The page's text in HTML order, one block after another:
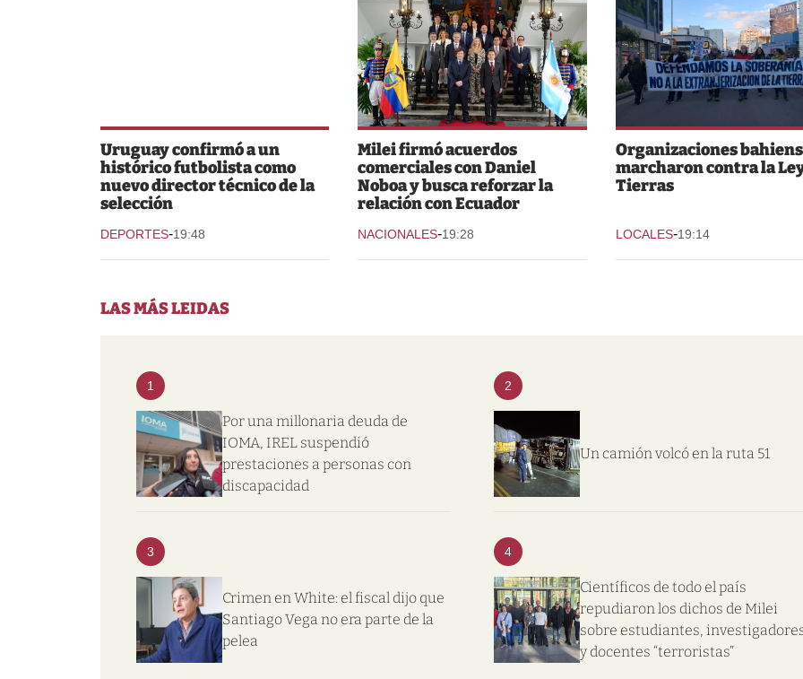
Uruguay confirmó a un
histórico futbolista como
nuevo director técnico de la
selección
DEPORTES-19:48
Milei firmó acuerdos
comerciales con Daniel
Noboa y busca reforzar la
relación con Ecuador
NACIONALES-19:28
Organizaciones
marcharon contra la
Tierras
LOCALES-19:14
LAS MÁS LEIDAS
1
Por una millonaria deuda de
IOMA, IREL suspendió
prestaciones a personas con
discapacidad
2
Un camión volcó en la ruta 51
3
Crimen en White: el fiscal dijo que
Santiago Vega no era parte de la
pelea
4
Científicos de todo el país
repudiaron los dichos de Milei
sobre estudiantes,
y docentes “terroristas”